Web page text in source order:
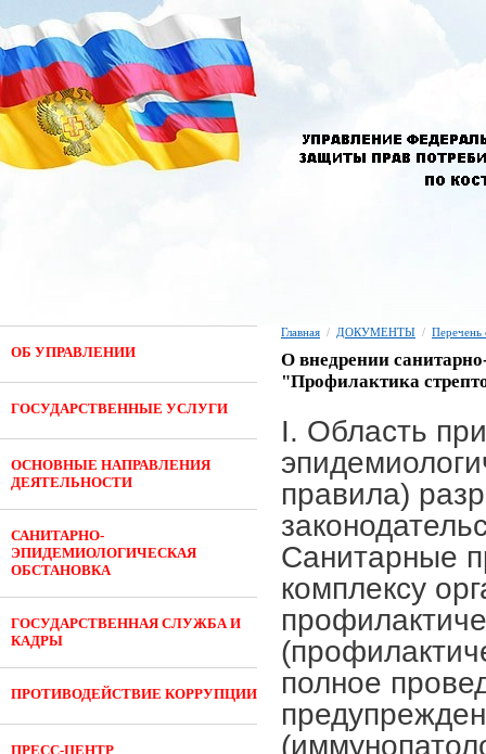
ОБ УПРАВЛЕНИИ
ГОСУДАРСТВЕННЫЕ УСЛУГИ
ОСНОВНЫЕ НАПРАВЛЕНИЯ
ДЕЯТЕЛЬНОСТИ
САНИТАРНО-
ЭПИДЕМИОЛОГИЧЕСКАЯ
ОБСТАНОВКА
ГОСУДАРСТВЕННАЯ СЛУЖБА И
КАДРЫ
ПРОТИВОДЕЙСТВИЕ КОРРУПЦИИ
ПРЕСС-ЦЕНТР
Главная / ДОКУМЕНТЫ / Перечень
О внедрении
"Профилактика
I. Область применения 1.1. Настоящие санитарно-эпидемиологические правила (далее - санитарные правила) разработаны в соответствии с законодательством Российской Федерации. Санитарные правила устанавливают требования к комплексу организационных, лечебно-профилактических, санитарно-противоэпидемических (профилактических) мероприятий, своевременное и полное проведение которых обеспечивает предупреждение первичных и вторичных (иммунопатологических и токсико-септических) форм стрептококковой (группы А) инфекции. 1.2. Соблюдение санитарных правил является обязательным для граждан, индивидуальных предпринимателей и юридических лиц <1>. -------------------------------- <1> В соответствии с п. 3 ст. 39 Федерального закона от 30.03.1999 N 52-ФЗ "О санитарно-эпидемиологическом благополучии населения". 1.3. Контроль за выполнением настоящих санитарно-эпидемиологических правил проводится органами, уполномоченными осуществлять федеральный государственный санитарно-эпидемиологический надзор. II. Общие положения 2.1. Стрептококковая (группы А) инфекция - группа антропонозных болезней, вызываемых стрептококком группы А (СГА-инфекция), преимущественно с воздушно-капельным путем передачи возбудителя, характеризующихся поражением верхних дыхательных путей, кожных покровов с местными нагноительными процессами и развитием постстрептококковых аутоиммунных и токсико-септических осложнений. 2.2. Возбудитель - Streptococcus pyogenes является типовым видом рода Streptococcus семейства Streptococcaceae, достаточно устойчив во внешней среде, обладает широким спектром факторов вирулентности. 2.3. Болезни, вызываемые СГА-инфекцией, подразделяются на первичные, вторичные и редко встречающиеся формы. К первичным формам относят стрептококковые поражения ЛОР-органов (ангины, фарингиты, острые респираторные заболевания (ОРЗ), отиты и другие), кожи (импетиго, эктима), скарлатину, рожу. Среди вторичных форм выделяют негнойные заболевания с аутоиммунным механизмом развития (ревматизм, гломерулонефрит, васкулиты) и токсико-септические, при которых аутоиммунный механизм не выявлен (метатонзиллярный и перитонзиллярный абсцессы, септические осложнения). К редким формам относят некротические фасциит и миозит, энтерит, очаговые поражения внутренних органов, синдром токсического шока, первичный перитонит, сепсис. Выявляются новые постстрептококковые осложнения, такие как летаргический энцефалит, обсессивно-компульсивное расстройство и тики. 2.4. Источник СГА-инфекции - человек, больной ангиной, скарлатиной и другими клиническими формами респираторной и кожной стрептококковой инфекции и носители СГА-инфекции. 2.5. Продолжительность периода, в течение которого больной